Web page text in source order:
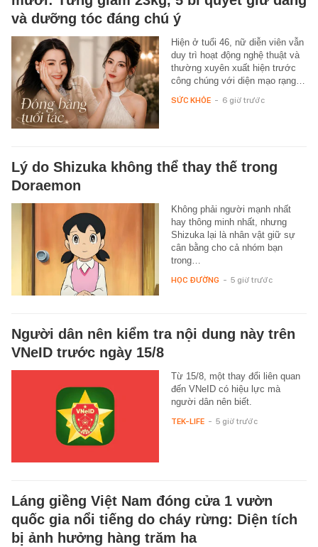
và dưỡng tóc đáng chú ý
Hiện ở tuổi 46, nữ diễn viên vẫn
duy trì hoạt động nghệ thuật và
thường xuyên xuất hiện trước
công chúng với diện mạo rạng…
SỨC KHỎE - 6 giờ trước
Lý do Shizuka không thể thay thế trong
Doraemon
Không phải người mạnh nhất
hay thông minh nhất, nhưng
Shizuka lại là nhân vật giữ sự
cân bằng cho cả nhóm bạn
trong…
HỌC ĐƯỜNG - 5 giờ trước
Người dân nên kiểm tra nội dung này trên
VNeID trước ngày 15/8
Từ 15/8, một thay đổi liên quan
đến VNeID có hiệu lực mà
người dân nên biết.
TEK-LIFE - 5 giờ trước
Láng giềng Việt Nam đóng cửa 1 vườn
quốc gia nổi tiếng do cháy rừng: Diện tích
bị ảnh hưởng hàng trăm ha